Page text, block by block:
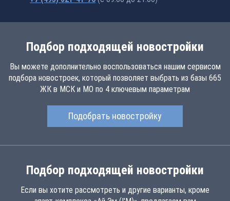
Подбор подходящей новостройки
Вы можете дополнительно воспользоваться нашим сервисом
подбора новостроек, который позволяет выбрать из базы 665
ЖК в МСК и МО по 4 ключевым параметрам
Подобрать новостройку
Подбор подходящей новостройки
Если вы хотите рассмотреть и другие варианты, кроме